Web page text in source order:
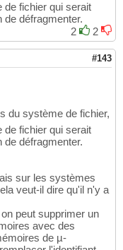
de fichier qui serait
de défragmenter.
2
2
#143
du système de fichier,
de fichier qui serait
de défragmenter.
sur les systèmes
veut-il dire qu'il n'y a
peut supprimer un
avec des
de µ-